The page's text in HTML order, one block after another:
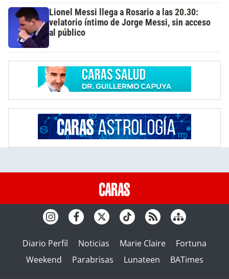
Lionel Messi llega a Rosario a las 20.30:
velatorio íntimo de Jorge Messi, sin acceso
al público
Diario Perfil Noticias Marie Claire
Fortuna
Weekend
Parabrisas Lunateen BATimes